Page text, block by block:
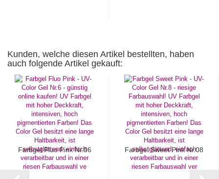
Kunden, welche diesen Artikel bestellten, haben
auch folgende Artikel gekauft:
Farbgel Fluo Pink Nr.06 Farbgel Sweet Pink Nr.08